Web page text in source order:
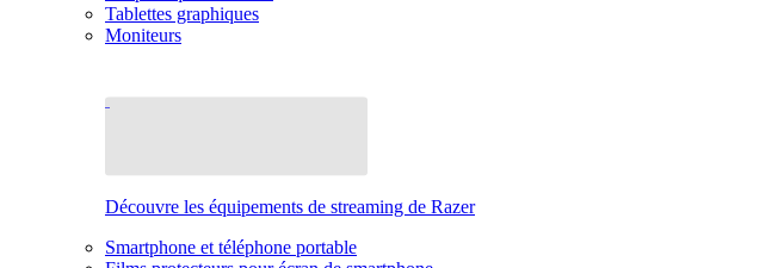
Tablettes graphiques
Moniteurs
Découvre les équipements de streaming de Razer
Smartphone et téléphone portable